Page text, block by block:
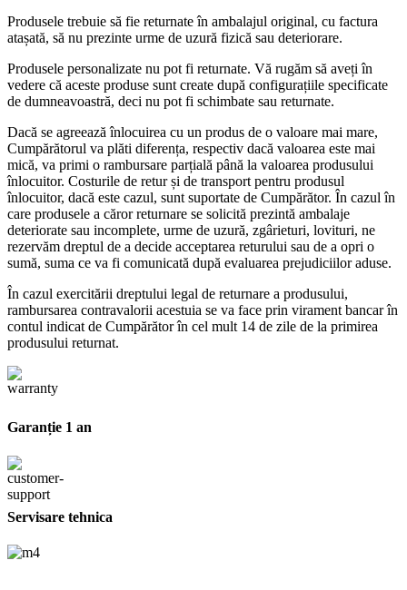
Produsele trebuie să fie returnate în ambalajul original, cu factura
atașată, să nu prezinte urme de uzură fizică sau deteriorare.
Produsele personalizate nu pot fi returnate. Vă rugăm să aveți în
vedere că aceste produse sunt create după configurațiile specificate
de dumneavoastră, deci nu pot fi schimbate sau returnate.
Dacă se agreează înlocuirea cu un produs de o valoare mai mare,
Cumpărătorul va plăti diferența, respectiv dacă valoarea este mai
mică, va primi o rambursare parțială până la valoarea produsului
înlocuitor. Costurile de retur și de transport pentru produsul
înlocuitor, dacă este cazul, sunt suportate de Cumpărător. În cazul în
care produsele a căror returnare se solicită prezintă ambalaje
deteriorate sau incomplete, urme de uzură, zgârieturi, lovituri, ne
rezervăm dreptul de a decide acceptarea returului sau de a opri o
sumă, suma ce va fi comunicată după evaluarea prejudiciilor aduse.
În cazul exercitării dreptului legal de returnare a produsului,
rambursarea contravalorii acestuia se va face prin virament bancar în
contul indicat de Cumpărător în cel mult 14 de zile de la primirea
produsului returnat.
Garanție 1 an
Servisare tehnica